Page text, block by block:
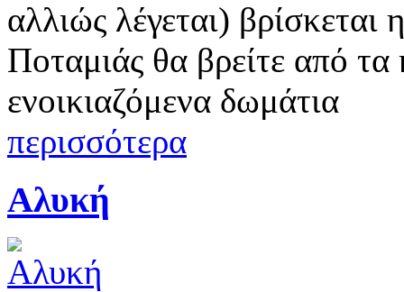
αλλιώς λέγεται)
Ποταμιάς θα βρείτε από τα
ενοικιαζόμενα δωμάτια
περισσότερα
Αλυκή